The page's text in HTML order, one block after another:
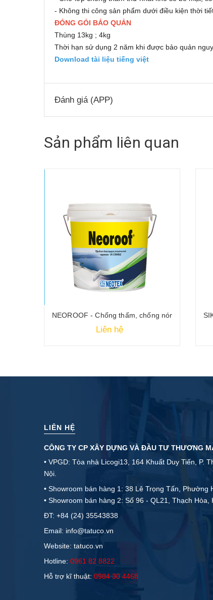
- Không thi công sản phẩm dưới điều kiện thời
ĐÓNG GÓI BẢO QUẢN
Thùng 13kg ; 4kg
Thời hạn sử dụng 2 năm khi được bảo quản
Download tài liệu tiếng việt
Đánh giá (APP)
Sản phẩm liên quan
mái gốc PolyurethanNEOROOF - Chống thấm, chống nóng mái,
Liên hệ
LIÊN HỆ
CÔNG TY CP XÂY DỰNG VÀ ĐẦU TƯ THƯƠNG
• VPGD: Tòa nhà Licogi13, 164 Khuất Duy Tiến, P.
Nội.
• Showroom bán hàng 1: 38 Lê Trọng Tấn, Phường
• Showroom bán hàng 2: Số 96 - QL21, Thạch Hòa,
ĐT: +84 (24) 35543838
Email: info@tatuco.vn
Website: tatuco.vn
Hotline: 0961 82 8822
Hỗ trợ kĩ thuật: 0984 30 4468